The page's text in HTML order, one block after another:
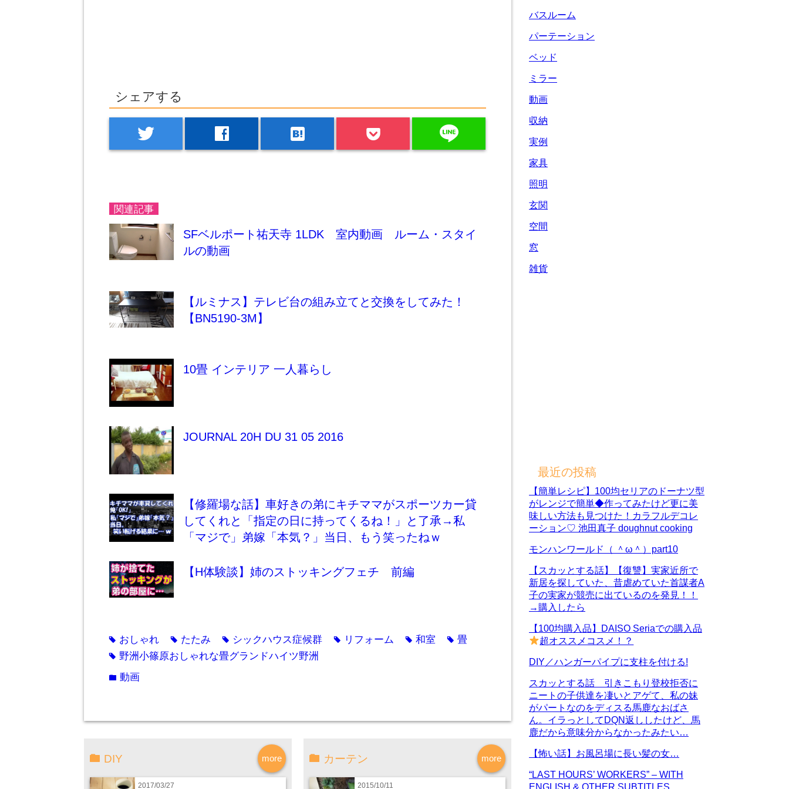
シェアする
twitter facebook hatenabookmark line
関連記事
SFベルポート祐天寺 1LDK 室内動画 ルーム・スタイ
ルの動画
【ルミナス】テレビ台の組み立てと交換をしてみた！
【BN5190-3M】
10畳 インテリア 一人暮らし
JOURNAL 20H DU 31 05 2016
【修羅場な話】車好きの弟にキチママがスポーツカー貸
してくれと「指定の日に持ってくるね！」と了承→私
「マジで」弟嫁「本気？」当日、もう笑ったねｗ
【H体験談】姉のストッキングフェチ 前編
tag おしゃれ tag たたみ tag シックハウス症候群 tag リフォーム tag 和室 tag 畳
tag 野洲小篠原おしゃれな畳グランドハイツ野洲
folder 動画
more
DIY
2017/03/27
more
カーテン
2015/10/11
バスルーム
パーテーション
ベッド
ミラー
動画
収納
実例
家具
照明
玄関
空間
窓
雑貨
最近の投稿
【簡単レシピ】100均セリアのドーナツ型
がレンジで簡単◆作ってみたけど更に美
味しい方法も見つけた！カラフルデコレ
ーション♡ 池田真子 doughnut cooking
モンハンワールド（ ＾ω＾）part10
【スカッとする話】【復讐】実家近所で
新居を探していた、昔虐めていた首謀者A
子の実家が競売に出ているのを発見！！
→購入したら
【100均購入品】DAISO Seriaでの購入品
超オススメコスメ！？
DIY／ハンガーパイプに支柱を付ける!
スカッとする話 引きこもり登校拒否に
ニートの子供達を凄いとアゲて、私の妹
がパートなのをディスる馬鹿なおばさ
ん。イラっとしてDQN返ししたけど、馬
鹿だから意味分からなかったみたい…
【怖い話】お風呂場に長い髪の女…
“LAST HOURS’ WORKERS” – WITH
ENGLISH & OTHER SUBTITLES